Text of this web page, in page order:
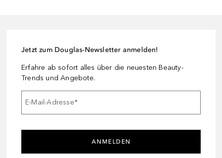
Jetzt zum Douglas-Newsletter anmelden!
Erfahre ab sofort alles über die neuesten Beauty-
Trends und Angebote.
E-Mail-Adresse*
ANMELDEN